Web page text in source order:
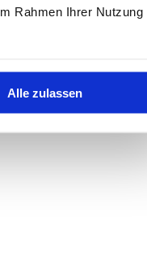
Rahmen Ihrer Nutzung
Alle zulassen